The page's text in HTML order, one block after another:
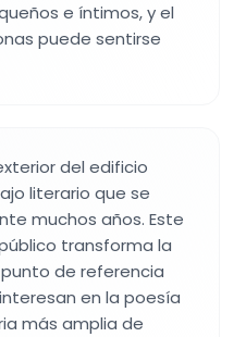
e íntimos, y el
puede sentirse
del edificio
literario que se
muchos años. Este
transforma la
de referencia
en la poesía
más amplia de